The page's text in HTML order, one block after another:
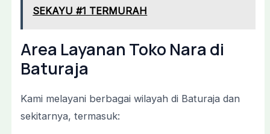
SEKAYU #1 TERMURAH
Area Layanan Toko Nara di
Baturaja
Kami melayani berbagai wilayah di Baturaja dan
sekitarnya, termasuk: